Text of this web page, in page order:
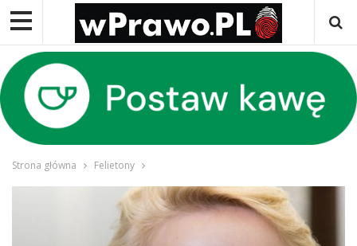
Strona główna Felietony